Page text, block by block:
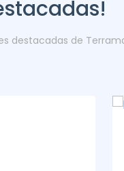
destacadas de